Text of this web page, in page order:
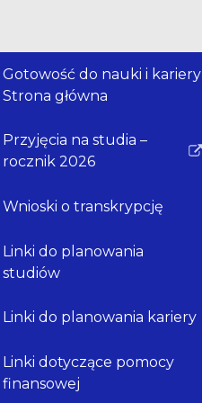
Gotowość do nauki i kariery
Strona główna
Przyjęcia na studia –
rocznik 2026
Link
się
nowym
oknie
Wnioski o transkrypcję
Linki do planowania
studiów
Linki do planowania kariery
Linki dotyczące pomocy
finansowej